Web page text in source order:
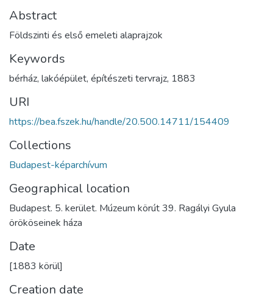
Abstract
Földszinti és első emeleti alaprajzok
Keywords
bérház, lakóépület, építészeti tervrajz, 1883
URI
https://bea.fszek.hu/handle/20.500.14711/154409
Collections
Budapest-képarchívum
Geographical location
Budapest. 5. kerület. Múzeum körút 39. Ragályi Gyula
örököseinek háza
Date
[1883 körül]
Creation date